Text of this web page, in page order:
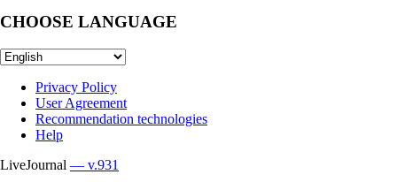
CHOOSE LANGUAGE
Privacy Policy
User Agreement
Recommendation technologies
Help
LiveJournal — v.931